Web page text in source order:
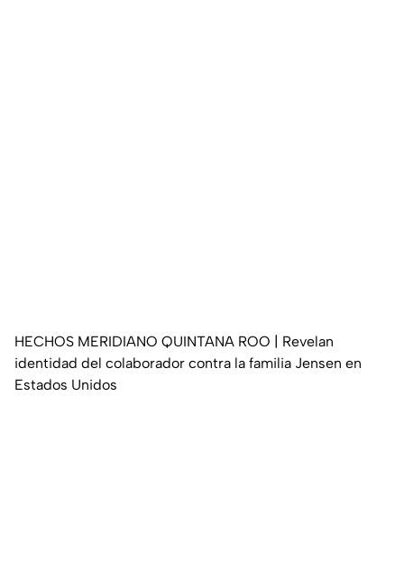
HECHOS MERIDIANO QUINTANA ROO | Revelan
identidad del colaborador contra la familia Jensen en
Estados Unidos